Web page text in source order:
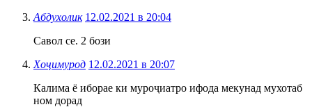
Абдухолик 12.02.2021 в 20:04
Савол се. 2 бози
Хоҷимурод 12.02.2021 в 20:07
Калима ё иборае ки муроҷиатро ифода мекунад мухотаб
ном дорад